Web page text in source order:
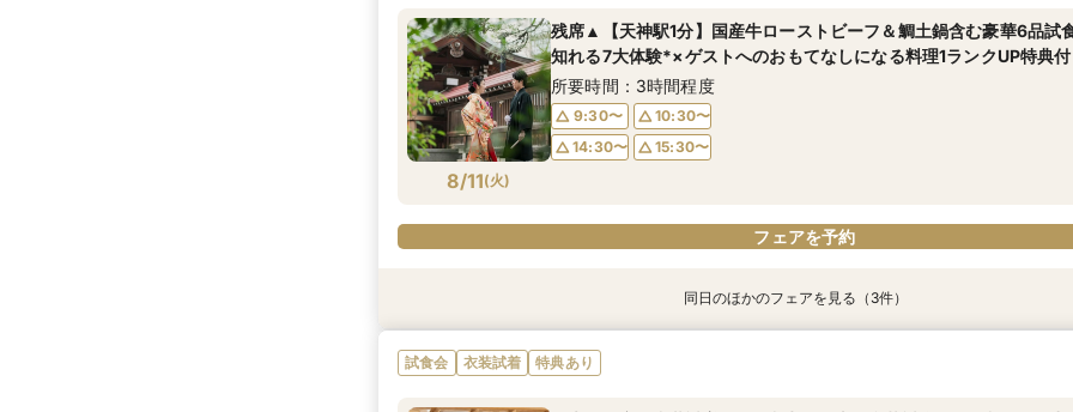
8/10(月)
11:00〜
12:00〜
13:00〜
14:00〜
15:00〜
8/10(月)
11:00〜
12:00〜
13:00〜
14:00〜
15:00〜
8/10(月)
11:00〜
12:00〜
13:00〜
14:00〜
15:00〜
8/11(火)
残席▲【天神駅1分】国産牛ローストビーフ＆鯛土鍋含む豪華6品試
知れる7大体験*×ゲストへのおもてなしになる料理1ランクUP特典付
所要時間：3時間程度
9:30〜
10:30〜
14:30〜
15:30〜
フェアを予約
【スマホでOK】自宅で気軽に会場見学×見積 オンライン相談会
"気軽に見学" 基本相談会（ご相談・見学・お見積・ご試食）
【2名～OK◎】◆少人数婚相談会◆料理グレードUP＆極上和牛ロー
同日のほかのフェアを見る（3件）
試食会 衣装試着 特典あり